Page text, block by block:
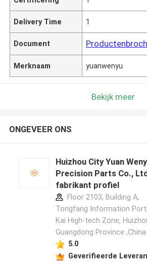
Delivery Time 1
Document
Merknaam yuanwenyu
Bekijk meer
ONGEVEER ONS
Huizhou City Yuan
Precision Parts Co.,
fabrikant profiel
Floor 2103, Building A,
Tongfang Information
Kai High-tech Zone,
Guangdong Province ,China
5.0
Geverifieerde